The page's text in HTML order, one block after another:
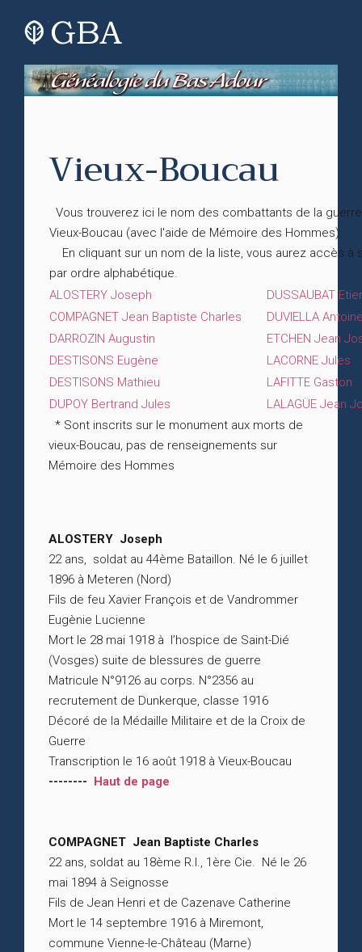
Vieux-Boucau
Vous trouverez ici le nom des combattants de la
Vieux-Boucau (avec l'aide de Mémoire des Hommes).
En cliquant sur un nom de la liste, vous aurez accès
par ordre alphabétique.
ALOSTERY Joseph
DUSSAUBAT
COMPAGNET Jean Baptiste Charles
DUVIELLA
DARROZIN Augustin
ETCHEN Jean
DESTISONS Eugène
LACORNE Jules
DESTISONS Mathieu
LAFITTE Gaston
DUPOY Bertrand Jules
LALAGÜE Jean
* Sont inscrits sur le monument aux morts de
vieux-Boucau, pas de renseignements sur
Mémoire des Hommes
ALOSTERY Joseph
22 ans, soldat au 44ème Bataillon. Né le 6 juillet
1896 à Meteren (Nord)
Fils de feu Xavier François et de Vandrommer
Eugènie Lucienne
Mort le 28 mai 1918 à l’hospice de Saint-Dié
(Vosges) suite de blessures de guerre
Matricule N°9126 au corps. N°2356 au
recrutement de Dunkerque, classe 1916
Décoré de la Médaille Militaire et de la Croix de
Guerre
Transcription le 16 août 1918 à Vieux-Boucau
-------- Haut de page
COMPAGNET Jean Baptiste Charles
22 ans, soldat au 18ème R.I., 1ère Cie. Né le 26
mai 1894 à Seignosse
Fils de Jean Henri et de Cazenave Catherine
Mort le 14 septembre 1916 à Miremont,
commune Vienne-le-Château (Marne)